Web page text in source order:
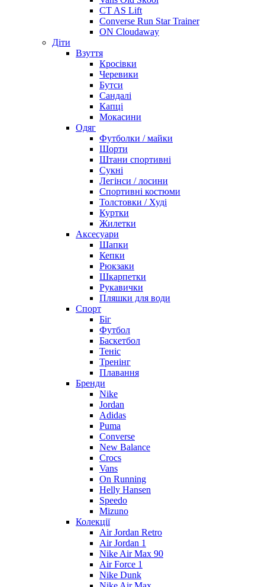
CT AS Lift
Converse Run Star Trainer
ON Cloudaway
Діти
Взуття
Кросівки
Черевики
Бутси
Сандалі
Капці
Мокасини
Одяг
Футболки / майки
Шорти
Штани спортивні
Сукні
Легінси / лосини
Спортивні костюми
Толстовки / Худі
Куртки
Жилетки
Аксесуари
Шапки
Кепки
Рюкзаки
Шкарпетки
Рукавички
Пляшки для води
Спорт
Біг
Футбол
Баскетбол
Теніс
Тренінг
Плавання
Бренди
Nike
Jordan
Adidas
Puma
Converse
New Balance
Crocs
Vans
On Running
Helly Hansen
Speedo
Mizuno
Колекції
Air Jordan Retro
Air Jordan 1
Nike Air Max 90
Air Force 1
Nike Dunk